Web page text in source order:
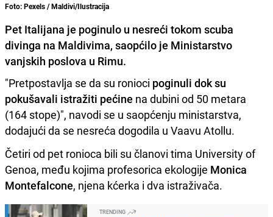
Foto: Pexels / Maldivi/Ilustracija
Pet Italijana je poginulo u nesreći tokom scuba
divinga na Maldivima, saopćilo je Ministarstvo
vanjskih poslova u Rimu.
"Pretpostavlja se da su ronioci poginuli dok su
pokušavali istražiti pećine na dubini od 50 metara
(164 stope)", navodi se u saopćenju ministarstva,
dodajući da se nesreća dogodila u Vaavu Atollu.
Četiri od pet ronioca bili su članovi tima University of
Genoa, među kojima profesorica ekologije Monica
Montefalcone, njena kćerka i dva istraživača.
TRENDING